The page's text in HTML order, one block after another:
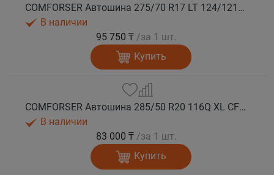
COMFORSER Автошина 275/70 R17 LT 124/121Q CF9000 R/T RWL 10PR лето
В наличии
95 750 ₸ /за 1 шт.
Купить
COMFORSER Автошина 285/50 R20 116Q XL CF9000 R/T RWL лето
В наличии
83 000 ₸ /за 1 шт.
Купить